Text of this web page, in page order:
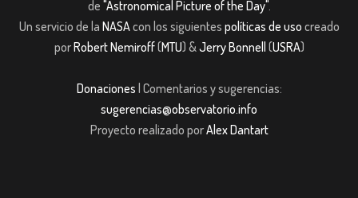
de "Astronomical Picture of the Day".
Un servicio de la NASAcon los siguientes políticas de uso creado
porRobert Nemiroff(MTU) &Jerry Bonnell (USRA)
Donaciones | Comentarios y sugerencias:
sugerencias@observatorio.info
Proyecto realizado porAlex Dantart